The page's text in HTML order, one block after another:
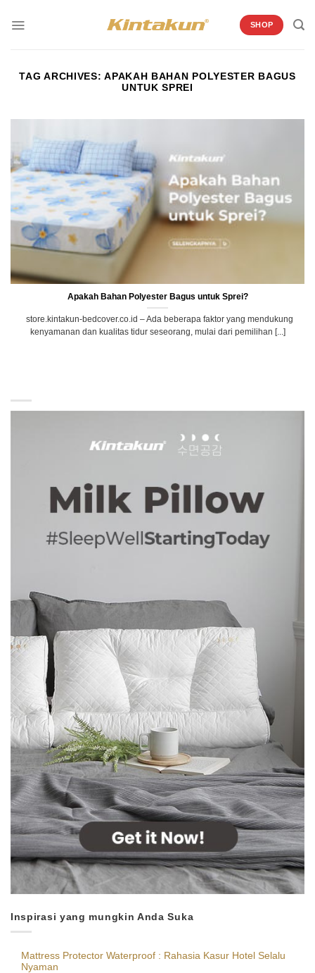
SHOP
TAG ARCHIVES:APAKAH BAHAN POLYESTER BAGUS
UNTUK SPREI
Apakah Bahan Polyester Bagus untuk Sprei?
store.kintakun-bedcover.co.id – Ada beberapa faktor yang mendukung
kenyamanan dan kualitas tidur seseorang, mulai dari pemilihan [...]
Inspirasi yang mungkin Anda Suka
Mattress Protector Waterproof : Rahasia Kasur Hotel Selalu
Nyaman